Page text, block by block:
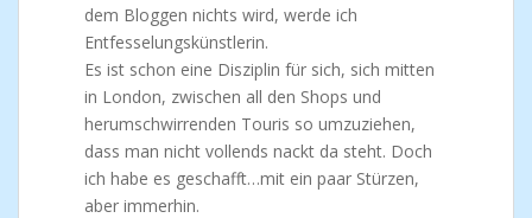
dem Bloggen nichts wird, werde ich
Entfesselungskünstlerin.
Es ist schon eine Disziplin für sich, sich mitten
in London, zwischen all den Shops und
herumschwirrenden Touris so umzuziehen,
dass man nicht vollends nackt da steht. Doch
ich habe es geschafft…mit ein paar Stürzen,
aber immerhin.